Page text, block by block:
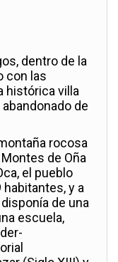
dentro de la
con las
histórica villa
de
rocosa
de Oña
el pueblo
habitantes, y a
de una
escuela,